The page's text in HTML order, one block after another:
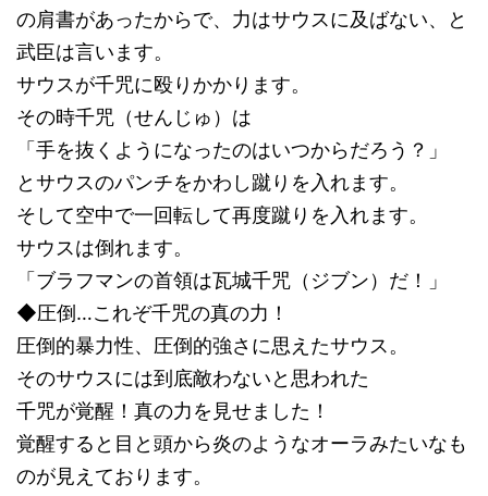
の肩書があったからで、力はサウスに及ばない、と
武臣は言います。
サウスが千咒に殴りかかります。
その時千咒（せんじゅ）は
「手を抜くようになったのはいつからだろう？」
とサウスのパンチをかわし蹴りを入れます。
そして空中で一回転して再度蹴りを入れます。
サウスは倒れます。
「ブラフマンの首領は瓦城千咒（ジブン）だ！」
◆圧倒…これぞ千咒の真の力！
圧倒的暴力性、圧倒的強さに思えたサウス。
そのサウスには到底敵わないと思われた
千咒が覚醒！真の力を見せました！
覚醒すると目と頭から炎のようなオーラみたいなも
のが見えております。